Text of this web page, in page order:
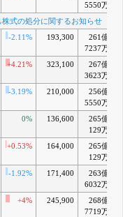
5550万
式の処分に関するお知らせ
-2.11% 193,300
261億
7237万
+4.21% 323,100
267億
3623万
-3.19% 210,000
256億
5550万
0% 136,600
265億
129万
+0.53% 164,000
265億
129万
-1.92% 171,400
263億
6032万
+4% 245,900
268億
7719万